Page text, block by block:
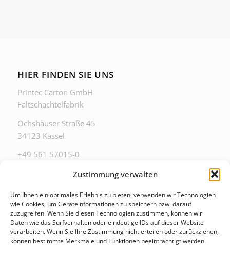
Zustimmung verwalten
Um Ihnen ein optimales Erlebnis zu bieten, verwenden wir Technologien
wie Cookies, um Geräteinformationen zu speichern bzw. darauf
zuzugreifen. Wenn Sie diesen Technologien zustimmen, können wir
Daten wie das Surfverhalten oder eindeutige IDs auf dieser Website
verarbeiten. Wenn Sie Ihre Zustimmung nicht erteilen oder zurückziehen,
können bestimmte Merkmale und Funktionen beeinträchtigt werden.
HIER FINDEN SIE UNS
Printec Carton GmbH
Faltschachtelfabrik
Ochshäuser Straße 45
34123 Kassel
+49 561 57015-0
ZU DIESEN ZEITEN ERREICHEN SIE UNS IM
BÜRO